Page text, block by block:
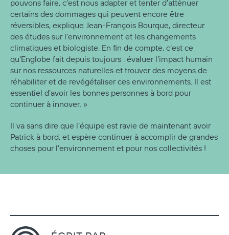
pouvons faire, c’est nous adapter et tenter d’atténuer
certains des dommages qui peuvent encore être
réversibles, explique Jean-François Bourque, directeur
des études sur l’environnement et les changements
climatiques et biologiste. En fin de compte, c’est ce
qu’Englobe fait depuis toujours : évaluer l’impact humain
sur nos ressources naturelles et trouver des moyens de
réhabiliter et de revégétaliser ces environnements. Il est
essentiel d’avoir les bonnes personnes à bord pour
continuer à innover. »
Il va sans dire que l’équipe est ravie de maintenant avoir
Patrick à bord, et espère continuer à accomplir de grandes
choses pour l’environnement et pour nos collectivités !